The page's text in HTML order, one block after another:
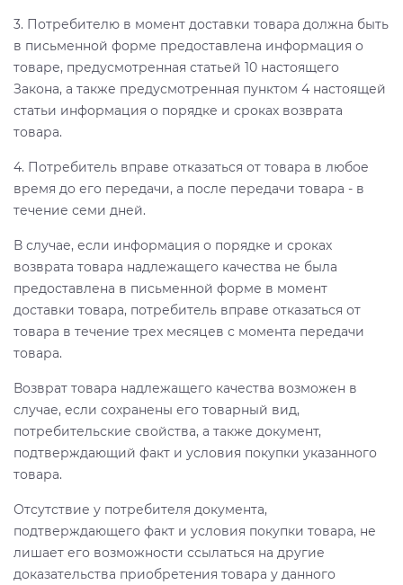
3. Потребителю в момент доставки товара должна быть
в письменной форме предоставлена информация о
товаре, предусмотренная статьей 10 настоящего
Закона, а также предусмотренная пунктом 4 настоящей
статьи информация о порядке и сроках возврата
товара.
4. Потребитель вправе отказаться от товара в любое
время до его передачи, а после передачи товара - в
течение семи дней.
В случае, если информация о порядке и сроках
возврата товара надлежащего качества не была
предоставлена в письменной форме в момент
доставки товара, потребитель вправе отказаться от
товара в течение трех месяцев с момента передачи
товара.
Возврат товара надлежащего качества возможен в
случае, если сохранены его товарный вид,
потребительские свойства, а также документ,
подтверждающий факт и условия покупки указанного
товара.
Отсутствие у потребителя документа,
подтверждающего факт и условия покупки товара, не
лишает его возможности ссылаться на другие
доказательства приобретения товара у данного